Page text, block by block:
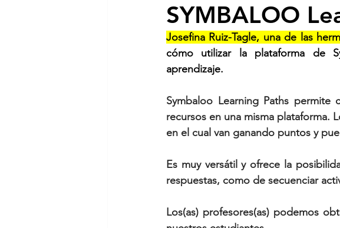
SYMBALOO
Josefina Ruiz-Tagle, una de las
cómo utilizar la plataforma de
aprendizaje.
Symbaloo Learning Paths permite
recursos en una misma plataforma.
en el cual van ganando puntos y
Es muy versátil y ofrece la
respuestas, como de secuenciar
Los(as) profesores(as) podemos